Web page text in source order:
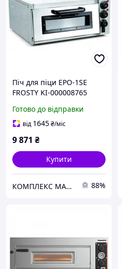
Піч для піци EPO-1SE
FROSTY KI-000008765
Готово до відправки
від 1645₴/міс
9 871 ₴
Купити
КОМПЛЕКС МАРКЕТ 88%